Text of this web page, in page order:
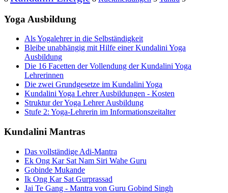
Yoga Ausbildung
Als Yogalehrer in die Selbständigkeit
Bleibe unabhängig mit Hilfe einer Kundalini Yoga
Ausbildung
Die 16 Facetten der Vollendung der Kundalini Yoga
Lehrerinnen
Die zwei Grundgesetze im Kundalini Yoga
Kundalini Yoga Lehrer Ausbildungen - Kosten
Struktur der Yoga Lehrer Ausbildung
Stufe 2: Yoga-Lehrerin im Informationszeitalter
Kundalini Mantras
Das vollständige Adi-Mantra
Ek Ong Kar Sat Nam Siri Wahe Guru
Gobinde Mukande
Ik Ong Kar Sat Gurprassad
Jai Te Gang - Mantra von Guru Gobind Singh